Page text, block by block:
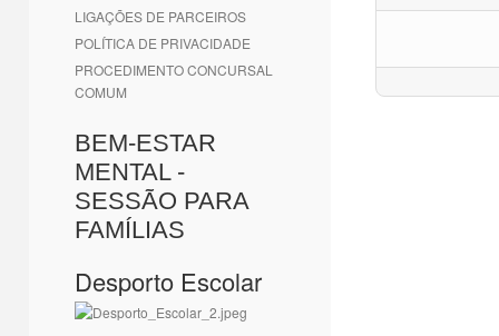
LIGAÇÕES DE PARCEIROS
POLÍTICA DE PRIVACIDADE
PROCEDIMENTO CONCURSAL
COMUM
BEM-ESTAR
MENTAL -
SESSÃO PARA
FAMÍLIAS
Desporto Escolar